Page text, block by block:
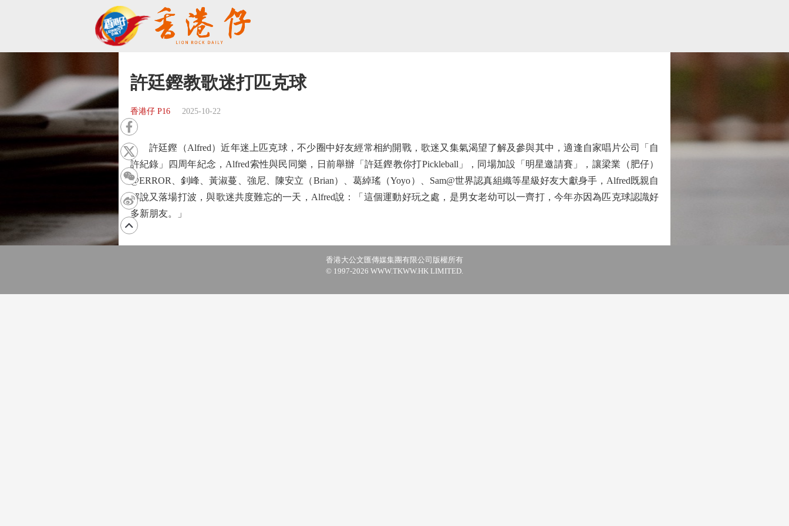
許廷鏗教歌迷打匹克球
香港仔 P16 2025-10-22
許廷鏗（Alfred）近年迷上匹克球，不少圈中好友經常相約開戰，歌迷又集氣渴望了解及參與其中，適逢自家唱片公司「自
許紀錄」四周年紀念，Alfred索性與民同樂，日前舉辦「許廷鏗教你打Pickleball」，同場加設「明星邀請賽」，讓梁業（肥仔）
@ERROR、釗峰、黃淑蔓、強尼、陳安立（Brian）、葛綽瑤（Yoyo）、Sam@世界認真組織等星級好友大獻身手，Alfred既親自
解說又落場打波，與歌迷共度難忘的一天，Alfred說：「這個運動好玩之處，是男女老幼可以一齊打，今年亦因為匹克球認識好
多新朋友。」
香港大公文匯傳媒集團有限公司版權所有
© 1997-2026 WWW.TKWW.HK LIMITED.